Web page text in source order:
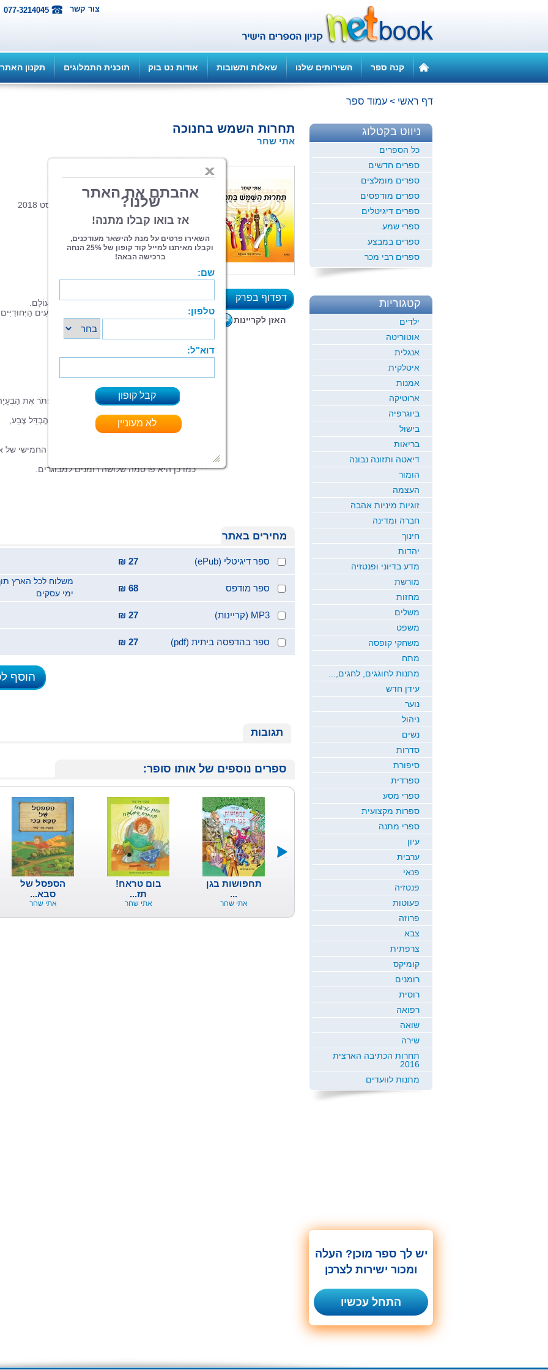
077-3214045 צור קשר
קנה ספר השירותים שלנו שאלות ותשובות אודות נט בוק תוכנית התמלוגים תקנון האתר
דף ראשי > עמוד ספר
תחרות השמש בחנוכה
אתי שחר
דפדוף בפרק
לדוגמא
האזן לקריינות
מְהוּמָה גְּדוֹלָה הִתְחוֹלְלָה בַּחֲנֻכָּה,
רַעַשׁ עַז נִשְׁמַע מִקֻּפְסַת הַנֵּרוֹת הַצִּבְעוֹנִיִּים.
אוּרִיָּה הֶחֱזִיק בְּקֻפְסַת הַקַּרְטוֹן,
בְּאֵיזֶה נֵר יִבְחַר לְשַׁמָּשׁ?
כָּל נֵר טָעַן שֶׁלַּצֶּבַע שֶׁלּוֹ תַּפְקִיד הֲכִי חָשׁוּב בָּעוֹלָם.
הַנֵּרוֹת הִתְוַכְּחוּ, הִתְכַּתְּשׁוּ וְהִבְלִיטוּ אֶת הַצְּבָעִים הַיִּחוּדִיִּים
שֶׁלָּהֶם.
כָּל אֶחָד רָצָה לִזְכּוֹת בַּכָּבוֹד וְלִהְיוֹת הַשַּׁמָּשׁ.
וְאָז, קָפַץ הַנֵּר הָאָדֹם “מָה פִּתְאוֹם אַתֶּם!
“כִּי הַדָּם הוּא אָדֹם אֵצֶל כָּל הָאֲנָשִׁים.“
לְאַחַר שֶׁאוּרִיָּה וְהַחֲנֻכִּיָּה טִכְּסוּ עֵצָה כֵּיצַד לִפְתֹּר אֶת
הֵם הִגִּיעוּ לְפִתְרוֹן לְשִׂמְחַת כָּל הַנֵּרוֹת, לְלֹא הֶבְדֵּל צֶבַע,
חֲשִׁיבוּת וַעֲדִיפוּת.
“תחרות השמש בחנוכה“ הוא ספר הילדים החמישי של
כמו כן היא פרסמה שלושה רומנים למבוגרים.
מחירים באתר
ספר דיגיטלי (ePub) 27 ₪
ספר מודפס 68 ₪ ימי עסקים
MP3 (קריינות) 27 ₪
ספר בהדפסה ביתית (pdf) 27 ₪
הוסף
תגובות
ספרים נוספים של אותו סופר:
הספסל של
סבא...
אתי שחר
בום טראח!
תז...
אתי שחר
תחפושות בגן
...
אתי שחר
עננימים
אתי שחר
תחרות השמש
ב...
אתי שחר
ניווט בקטלוג
כל הספרים
ספרים חדשים
ספרים מומלצים
ספרים מודפסים
ספרים דיגיטלים
ספרי שמע
ספרים במבצע
ספרים רבי מכר
קטגוריות
ילדים
אוטוריטה
אנגלית
איטלקית
אמנות
ארוטיקה
ביוגרפיה
בישול
בריאות
דיאטה ותזונה נבונה
הומור
העצמה
זוגיות מיניות אהבה
חברה ומדינה
חינוך
יהדות
מדע בדיוני ופנטזיה
מורשת
מחזות
משלים
משפט
משחקי קופסה
מתח
מתנות לחוגגים, לחגים,...
עידן חדש
נוער
ניהול
נשים
סדרות
סיפורת
ספרדית
ספרי מסע
ספרות מקצועית
ספרי מתנה
עיון
ערבית
פנאי
פנטזיה
פעוטות
פרוזה
צבא
צרפתית
קומיקס
רומנים
רוסית
רפואה
שואה
שירה
תחרות הכתיבה הארצית
2016
מתנות לוועדים
יש לך ספר מוכן? העלה
ומכור ישירות לצרכן
התחל עכשיו